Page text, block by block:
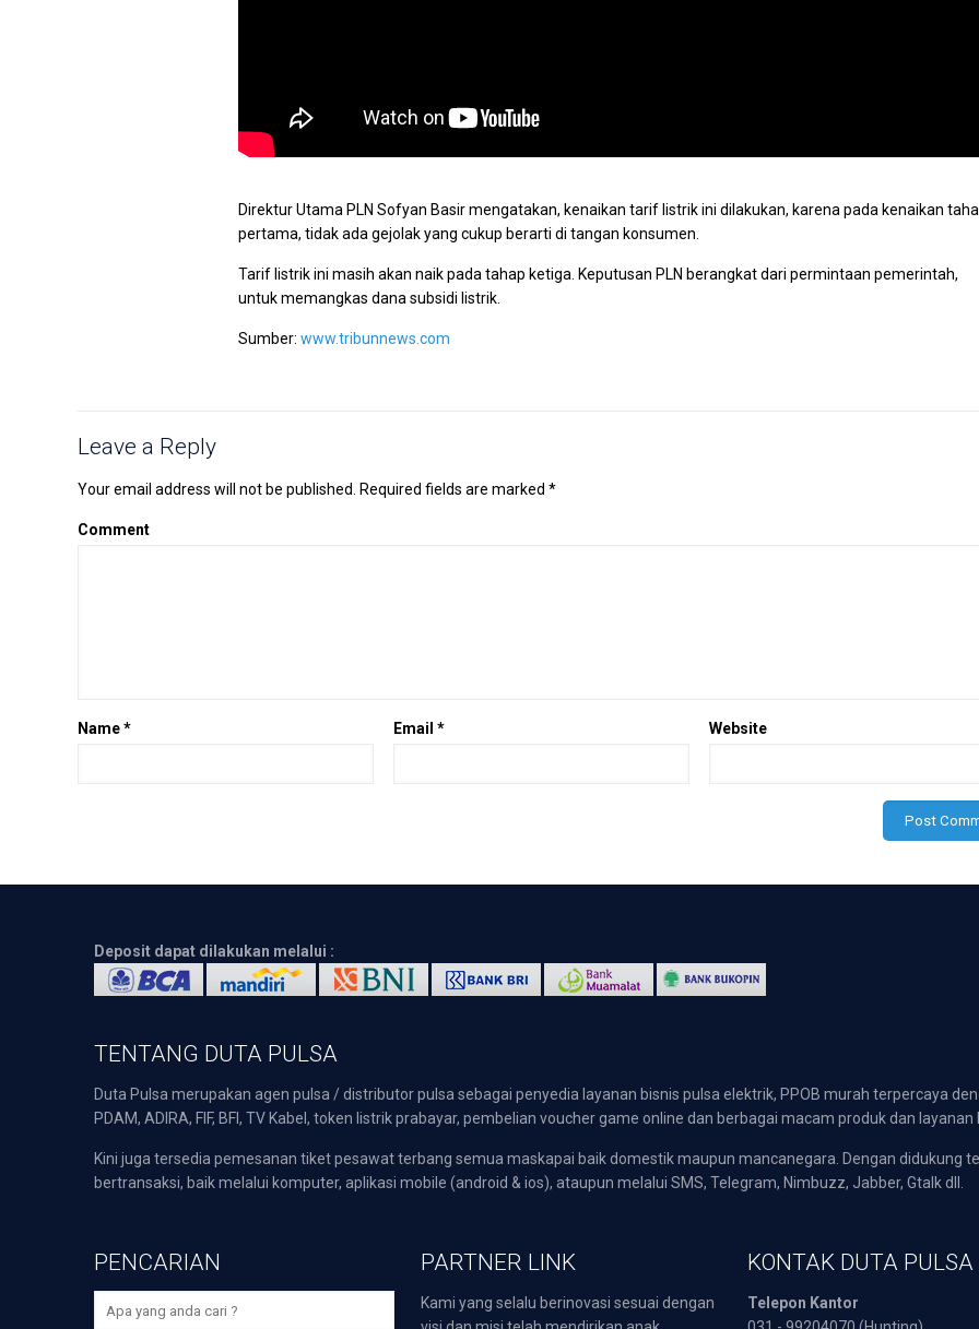
Direktur Utama PLN Sofyan Basir mengatakan, kenaikan tarif listrik ini dilakukan, karena pada kenaikan
pertama, tidak ada gejolak yang cukup berarti di tangan konsumen.
Tarif listrik ini masih akan naik pada tahap ketiga. Keputusan PLN berangkat dari permintaan pemerintah,
untuk memangkas dana subsidi listrik.
Sumber:www.tribunnews.com
Leave a Reply
Your email address will not be published. Required fields are marked *
Comment
Name* Email * Website
Deposit dapat dilakukan melalui :
TENTANG DUTA PULSA
Duta Pulsa merupakan agen pulsa / distributor pulsa sebagai penyedia layanan bisnis pulsa elektrik, PPOB murah terpercaya
PDAM, ADIRA, FIF, BFI, TV Kabel, token listrik prabayar, pembelian voucher game online dan berbagai macam produk dan layanan
Kini juga tersedia pemesanan tiket pesawat terbang semua maskapai baik domestik maupun mancanegara. Dengan didukung
bertransaksi, baik melalui komputer, aplikasi mobile (android & ios), ataupun melalui SMS, Telegram, Nimbuzz, Jabber, Gtalk dll.
PENCARIAN PARTNER LINK
Kami yang selalu berinovasi sesuai dengan
KONTAK DUTA PULSA
Telepon Kantor